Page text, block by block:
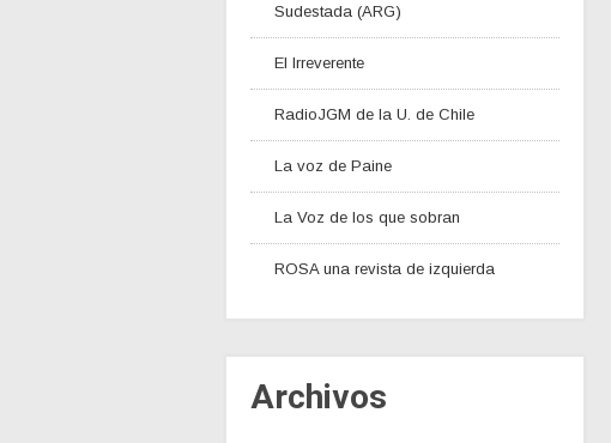
Sudestada (ARG)
El Irreverente
RadioJGM de la U. de Chile
La voz de Paine
La Voz de los que sobran
ROSA una revista de izquierda
Archivos